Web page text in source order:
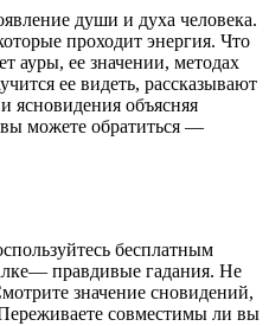
души и духа человека.
проходит энергия. Что
ауры, ее значении, методах
ее видеть, рассказывают
ясновидения объясняя
можете обратиться —
бесплатным
правдивые гадания. Не
значение сновидений,
совместимы ли вы